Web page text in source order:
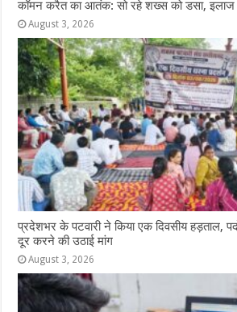
कॉमन करैत का आतंक: सो रहे शख्स को डसा, इलाज
August 3, 2026
प्रदेशभर के पटवारी ने किया एक दिवसीय हड़ताल,
दूर करने की उठाई मांग
August 3, 2026